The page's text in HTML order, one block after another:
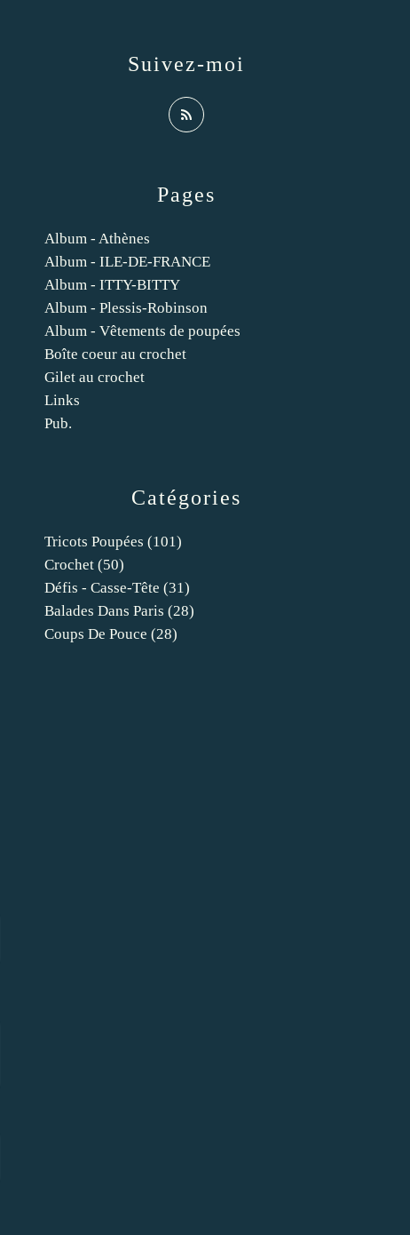
Catégories
Tricots Poupées (101)
Crochet (50)
Défis - Casse-Tête (31)
Balades Dans Paris (28)
Coups De Pouce (28)
Pages
Album - Athènes
Album - ILE-DE-FRANCE
Album - ITTY-BITTY
Album - Plessis-Robinson
Album - Vêtements de poupées
Boîte coeur au crochet
Gilet au crochet
Links
Pub.
Suivez-moi